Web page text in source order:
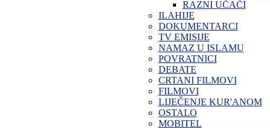
RAZNI UČAČI
ILAHIJE
DOKUMENTARCI
TV EMISIJE
NAMAZ U ISLAMU
POVRATNICI
DEBATE
CRTANI FILMOVI
FILMOVI
LIJEČENJE KUR'ANOM
OSTALO
MOBITEL